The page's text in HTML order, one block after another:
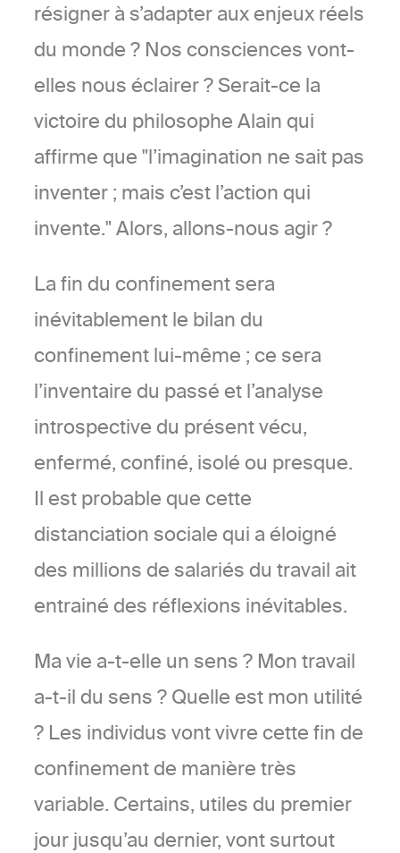
résigner à s’adapter aux enjeux réels
du monde ? Nos consciences vont-
elles nous éclairer ? Serait-ce la
victoire du philosophe Alain qui
affirme que "l’imagination ne sait pas
inventer ; mais c’est l’action qui
invente." Alors, allons-nous agir ?
La fin du confinement sera
inévitablement le bilan du
confinement lui-même ; ce sera
l’inventaire du passé et l’analyse
introspective du présent vécu,
enfermé, confiné, isolé ou presque.
Il est probable que cette
distanciation sociale qui a éloigné
des millions de salariés du travail ait
entrainé des réflexions inévitables.
Ma vie a-t-elle un sens ? Mon travail
a-t-il du sens ? Quelle est mon utilité
? Les individus vont vivre cette fin de
confinement de manière très
variable. Certains, utiles du premier
jour jusqu’au dernier, vont surtout